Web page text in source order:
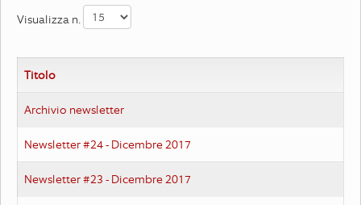
Visualizza n.
Titolo
Archivio newsletter
Newsletter #24 - Dicembre 2017
Newsletter #23 - Dicembre 2017